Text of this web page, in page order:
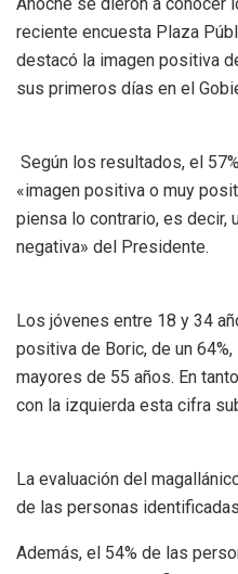
reciente encuesta Plaza
destacó la imagen positiva
sus primeros días en el
Según los resultados, el
«imagen positiva o muy
piensa lo contrario, es decir,
negativa» del Presidente.
Los jóvenes entre 18 y 34
positiva de Boric, de un
mayores de 55 años. En
con la izquierda esta cifra
La evaluación del
de las personas
Además, el 54% de las